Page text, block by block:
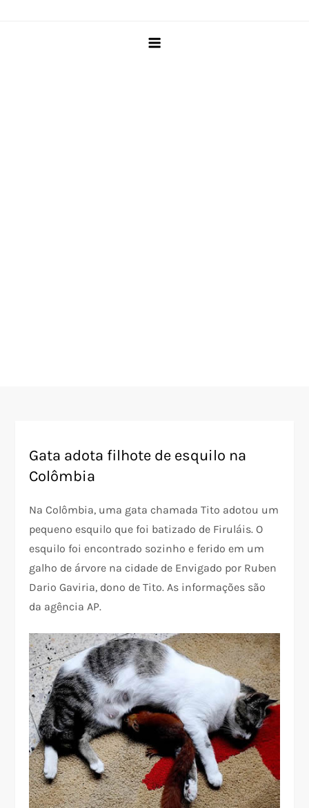
Gata adota filhote de esquilo na
Colômbia
Na Colômbia, uma gata chamada Tito adotou um
pequeno esquilo que foi batizado de Firuláis. O
esquilo foi encontrado sozinho e ferido em um
galho de árvore na cidade de Envigado por Ruben
Dario Gaviria, dono de Tito. As informações são
da agência AP.